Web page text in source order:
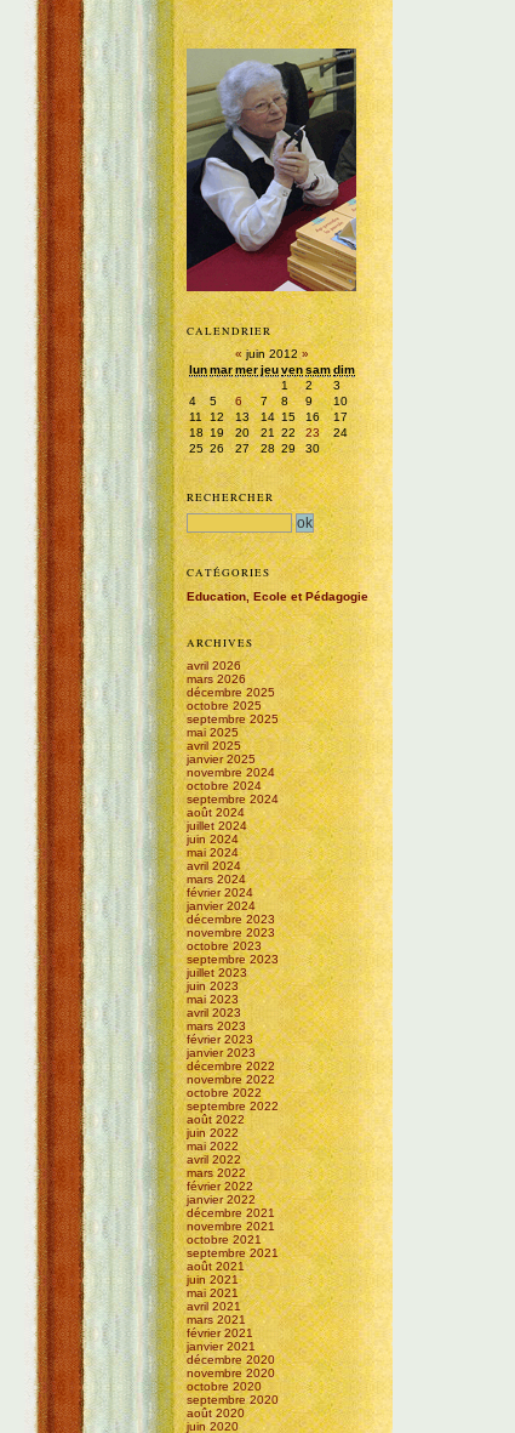
CALENDRIER
«juin 2012»
lunmarmerjeuvensamdim
1
2
3
4
5 6 7 8 9
10
11
12 13 14 15 16
17
18 19 20 21 22 23
24
25 26 27 28 29 30
RECHERCHER
CATÉGORIES
Education, Ecole et Pédagogie
ARCHIVES
avril 2026
mars 2026
décembre 2025
octobre 2025
septembre 2025
mai 2025
avril 2025
janvier 2025
novembre 2024
octobre 2024
septembre 2024
août 2024
juillet 2024
juin 2024
mai 2024
avril 2024
mars 2024
février 2024
janvier 2024
décembre 2023
novembre 2023
octobre 2023
septembre 2023
juillet 2023
juin 2023
mai 2023
avril 2023
mars 2023
février 2023
janvier 2023
décembre 2022
novembre 2022
octobre 2022
septembre 2022
août 2022
juin 2022
mai 2022
avril 2022
mars 2022
février 2022
janvier 2022
décembre 2021
novembre 2021
octobre 2021
septembre 2021
août 2021
juin 2021
mai 2021
avril 2021
mars 2021
février 2021
janvier 2021
décembre 2020
novembre 2020
octobre 2020
septembre 2020
août 2020
juin 2020